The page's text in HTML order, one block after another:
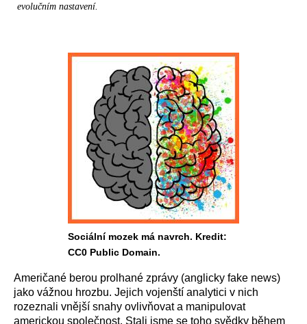
evolučním nastavení.
Sociální mozek má navrch. Kredit:
CC0 Public Domain.
Američané berou prolhané zprávy (anglicky fake news)
jako vážnou hrozbu. Jejich vojenští analytici v nich
rozeznali vnější snahy ovlivňovat a manipulovat
americkou společnost. Stali jsme se toho svědky během